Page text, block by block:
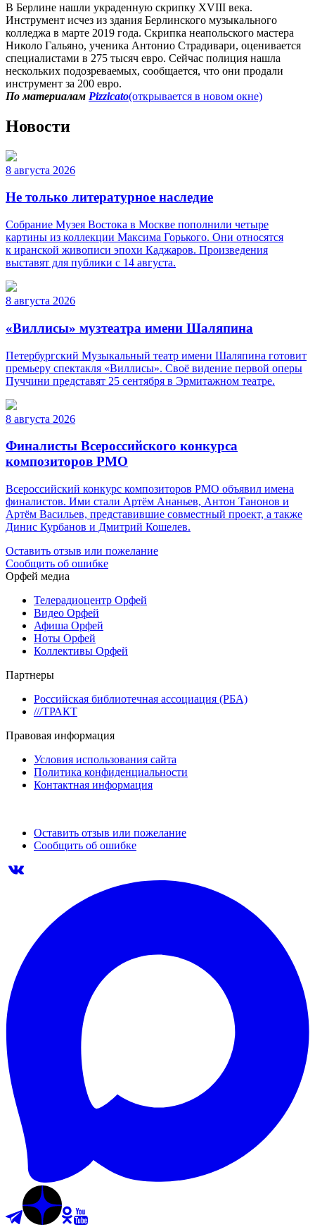
В Берлине нашли украденную скрипку XVIII века.
Инструмент исчез из здания Берлинского музыкального
колледжа в марте 2019 года. Скрипка неапольского мастера
Николо Гальяно, ученика Антонио Страдивари, оценивается
специалистами в 275 тысяч евро. Сейчас полиция нашла
нескольких подозреваемых, сообщается, что они продали
инструмент за 200 евро.
По материалам Рizzicato(открывается в новом окне)
Новости
8 августа 2026
Не только литературное наследие
Собрание Музея Востока в Москве пополнили четыре
картины из коллекции Максима Горького. Они относятся
к иранской живописи эпохи Каджаров. Произведения
выставят для публики с 14 августа.
8 августа 2026
«Виллисы» музтеатра имени Шаляпина
Петербургский Музыкальный театр имени Шаляпина готовит
премьеру спектакля «Виллисы». Своё видение первой оперы
Пуччини представят 25 сентября в Эрмитажном театре.
8 августа 2026
Финалисты Всероссийского конкурса
композиторов РМО
Всероссийский конкурс композиторов РМО объявил имена
финалистов. Ими стали Артём Ананьев, Антон Танонов и
Артём Васильев, представившие совместный проект, а также
Динис Курбанов и Дмитрий Кошелев.
Оставить отзыв или пожелание
Сообщить об ошибке
Орфей медиа
Телерадиоцентр Орфей
Видео Орфей
Афиша Орфей
Ноты Орфей
Коллективы Орфей
Партнеры
Российская библиотечная ассоциация (РБА)
///ТРАКТ
Правовая информация
Условия использования сайта
Политика конфиденциальности
Контактная информация
Оставить отзыв или пожелание
Сообщить об ошибке